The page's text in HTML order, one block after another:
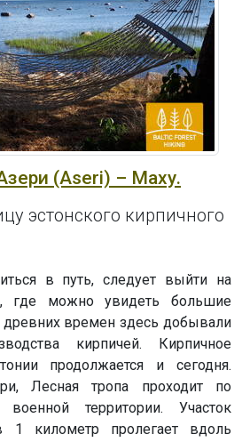
(Aseri) – Маху.
эстонского кирпичного
в путь, следует выйти на
где можно увидеть большие
времен здесь добывали
кирпичей. Кирпичное
продолжается и сегодня.
Лесная тропа проходит по
территории. Участок
1 километр пролегает вдоль